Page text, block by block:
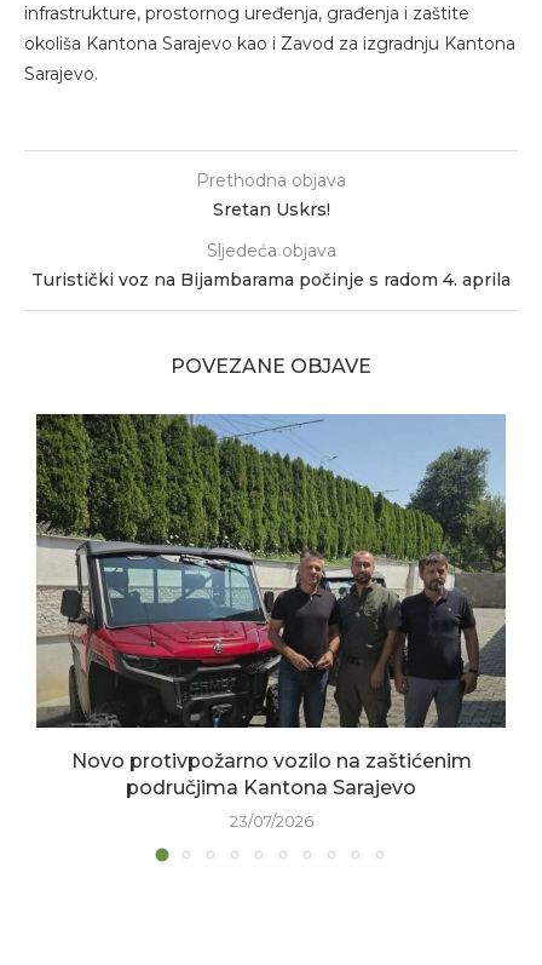
infrastrukture, prostornog uređenja, građenja i zaštite
okoliša Kantona Sarajevo kao i Zavod za izgradnju Kantona
Sarajevo.
Prethodna objava
Sretan Uskrs!
Sljedeća objava
Turistički voz na Bijambarama počinje s radom 4. aprila
POVEZANE OBJAVE
Novo protivpožarno vozilo na zaštićenim
područjima Kantona Sarajevo
23/07/2026